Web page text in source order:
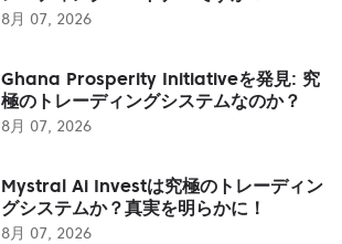
8月 07, 2026
Ghana Prosperity Initiativeを発見: 究
極のトレーディングシステムなのか？
8月 07, 2026
Mystral Ai Investは究極のトレーディン
グシステムか？真実を明らかに！
8月 07, 2026